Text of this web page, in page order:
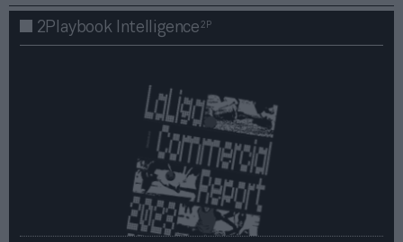
2Playbook Intelligence2P